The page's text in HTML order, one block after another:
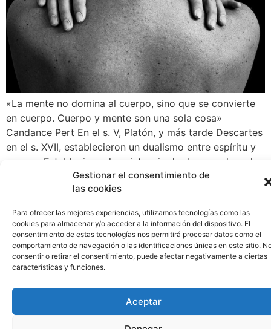
Gestionar el consentimiento de
las cookies
Para ofrecer las mejores experiencias, utilizamos tecnologías como las
cookies para almacenar y/o acceder a la información del dispositivo. El
consentimiento de estas tecnologías nos permitirá procesar datos como el
comportamiento de navegación o las identificaciones únicas en este sitio.
consentir o retirar el consentimiento, puede afectar negativamente a ciertas
características y funciones.
Aceptar
«La mente no domina al cuerpo, sino que se convierte
en cuerpo. Cuerpo y mente son una sola cosa»
Candance Pert En el s. V, Platón, y más tarde Descartes
en el s. XVII, establecieron un dualismo entre espíritu y
cuerpo. Establecieron la existencia de dos mundos: el
mundo de las ideas (o mundo verdadero) […]
La felicidad es el camino.
Instrucciones para caminar:
1r paso – Armonizarse con
el cuerpo (2/5)